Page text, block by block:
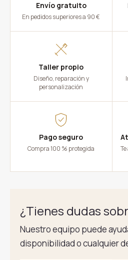
Envío gratuito
En pedidos superiores a 90 €
Taller propio
Diseño, reparación y
personalización
Pago seguro
Compra 100 % protegida
¿Tienes dudas
Nuestro equipo puede
disponibilidad o cualquier